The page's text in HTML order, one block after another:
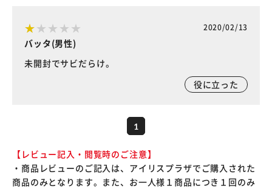
2020/02/13
バッタ(男性)
未開封でサビだらけ。
役に立った
1
【レビュー記入・閲覧時のご注意】
・商品レビューのご記入は、アイリスプラザでご購入された
商品のみとなります。また、お一人様１商品につき１回のみ